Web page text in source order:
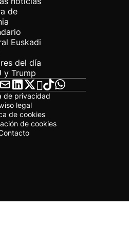
de
Euskadi
del día
y Trump
de privacidad
legal
de cookies
de cookies